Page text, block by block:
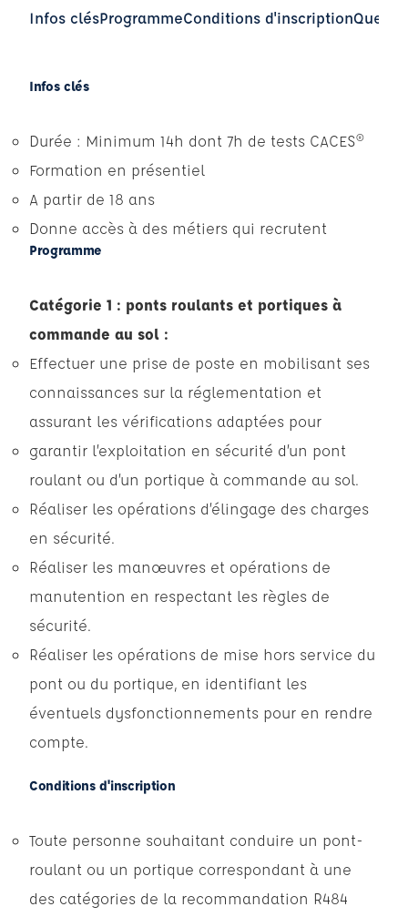
Infos clésProgrammeConditions d'inscription
Infos clés
Durée : Minimum 14h dont 7h de tests CACES®
Formation en présentiel
A partir de 18 ans
Donne accès à des métiers qui recrutent
Programme
Catégorie 1 : ponts roulants et portiques à
commande au sol :
Effectuer une prise de poste en mobilisant ses
connaissances sur la réglementation et
assurant les vérifications adaptées pour
garantir l’exploitation en sécurité d’un pont
roulant ou d’un portique à commande au sol.
Réaliser les opérations d’élingage des charges
en sécurité.
Réaliser les manœuvres et opérations de
manutention en respectant les règles de
sécurité.
Réaliser les opérations de mise hors service du
pont ou du portique, en identifiant les
éventuels dysfonctionnements pour en rendre
compte.
Conditions d'inscription
Toute personne souhaitant conduire un pont-
roulant ou un portique correspondant à une
des catégories de la recommandation R484